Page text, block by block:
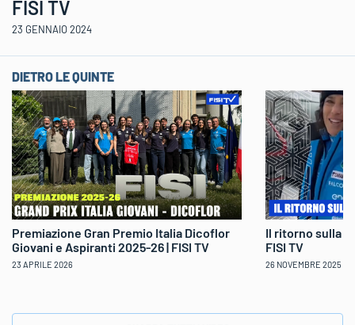
FISI TV
23 GENNAIO 2024
DIETRO LE QUINTE
Premiazione Gran Premio Italia Dicoflor
Giovani e Aspiranti 2025-26 | FISI TV
23 APRILE 2026
Il ritorno sulla
FISI TV
26 NOVEMBRE 2025